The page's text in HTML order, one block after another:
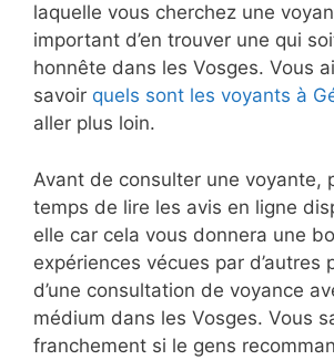
laquelle vous cherchez une
important d’en trouver une qui
honnête dans les Vosges. Vous
savoir quels sont les voyants à
aller plus loin.
Avant de consulter une voyante,
temps de lire les avis en ligne
elle car cela vous donnera une
expériences vécues par d’autres
d’une consultation de voyance
médium dans les Vosges. Vous
franchement si le gens